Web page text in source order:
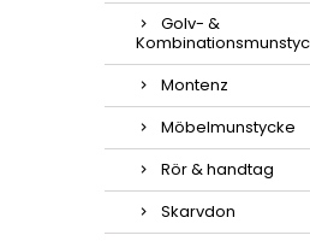
Golv- &
Montenz
Möbelmunstycke
Rör & handtag
Skarvdon